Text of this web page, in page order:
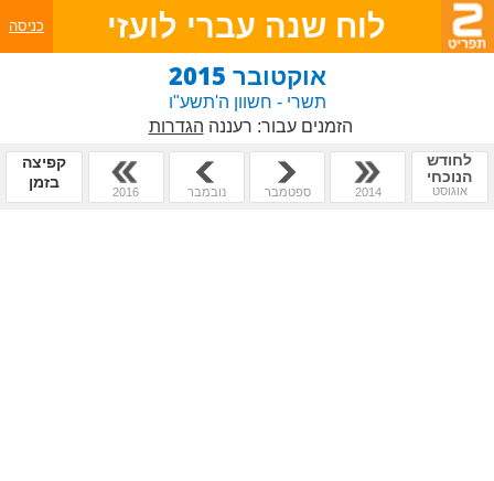
לוח שנה עברי לועזי כניסה
אוקטובר 2015
תשרי - חשוון ה'תשע"ו
הזמנים עבור: רעננה הגדרות
לחודש
הנוכחי
אוגוסט 2014 ספטמבר נובמבר 2016
קפיצה
בזמן